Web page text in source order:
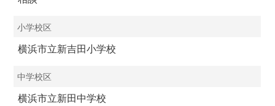
小学校区
横浜市立新吉田小学校
中学校区
横浜市立新田中学校